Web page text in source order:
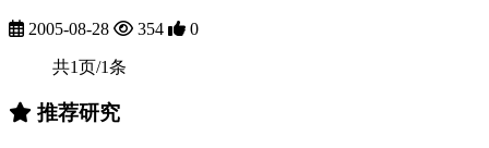
2005-08-28 354 0
共1页/1条
推荐研究